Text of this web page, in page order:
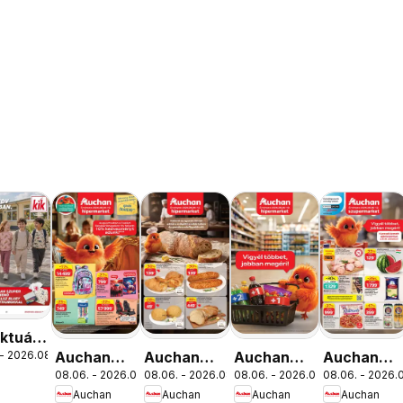
2026.08.16.Auchan
Iskolakezdés
08.06. - 2026.08.19.
Auchan
Auchan
Pékség
08.06. - 2026.08.12.
Auchan
Auchan
Mennyiségi
08.06. - 2026.08.19.
Auchan
Auchan
08.06. -
Auchan